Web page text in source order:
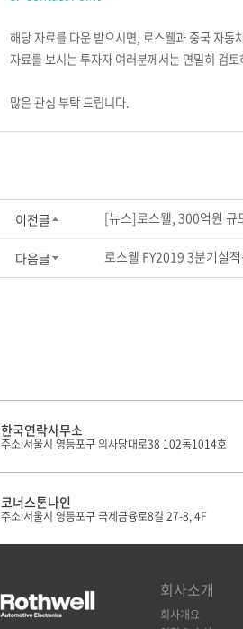
해당 자료를 다운 받으시면, 로스웰과 중국 자동
자료를 보시는 투자자 여러분께서는 면밀히 검
많은 관심 부탁 드립니다.
이전글 [뉴스]로스웰, 300억원 규
다음글 로스웰 FY2019 3분기실
한국연락사무소
주소:서울시 영등포구 의사당대로38 102동1014호
코너스톤나인
주소:서울시 영등포구 국제금융로8길 27-8, 4F
회사소개
회사개요